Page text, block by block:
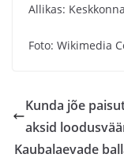
Allikas:
Foto: Wikimedia
Kunda jõe
aksid
Kaubalaevade